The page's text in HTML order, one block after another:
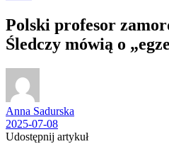
Polski profesor
Śledczy mówią o
Anna Sadurska
2025-07-08
Udostępnij artykuł